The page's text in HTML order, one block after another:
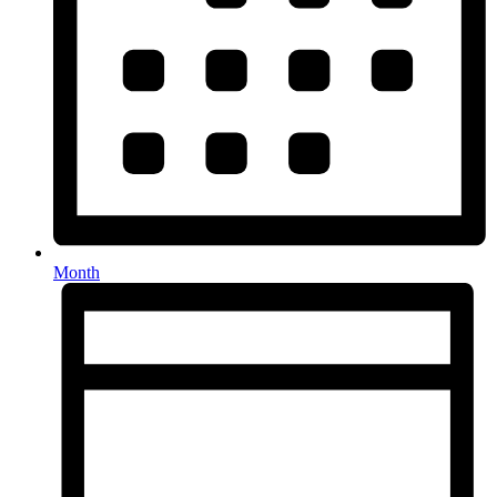
Month